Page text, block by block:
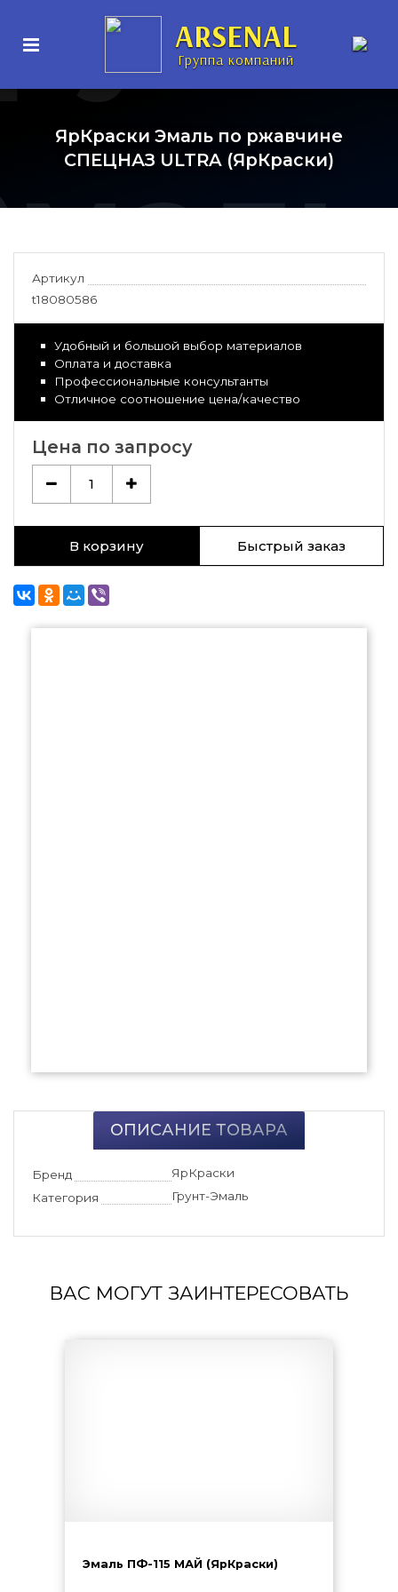
ARSENAL
Группа компаний
ЯрКраски Эмаль по ржавчине
СПЕЦНАЗ ULTRA (ЯрКраски)
Артикул
t18080586
Удобный и большой выбор материалов
Оплата и доставка
Профессиональные консультанты
Отличное соотношение цена/качество
Цена по запросу
1
В корзину Быстрый заказ
ОПИСАНИЕ ТОВАРА
Бренд
ЯрКраски
Категория
Грунт-Эмаль
ВАС МОГУТ ЗАИНТЕРЕСОВАТЬ
Эмаль ПФ-115 МАЙ (ЯрКраски)